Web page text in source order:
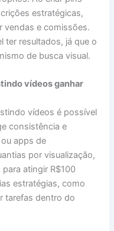
estratégicas,
vendas e comissões.
ter resultados, já que o
de busca visual.
vídeos ganhar
vídeos é possível
consistência e
apps de
por visualização,
atingir R$100
estratégias, como
tarefas dentro do